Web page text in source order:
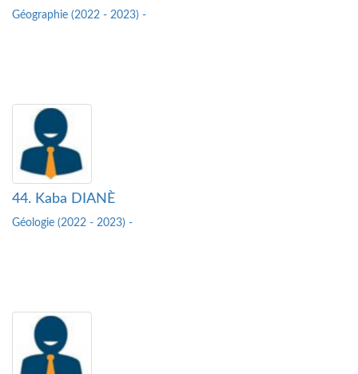
Géographie (2022 - 2023) -
44. Kaba DIANÈ
Géologie (2022 - 2023) -